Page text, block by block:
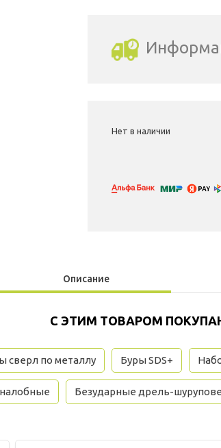
Нет в наличии
Описание
С ЭТИМ ТОВАРОМ
сверл по металлу Буры SDS+
Безударные дрель-